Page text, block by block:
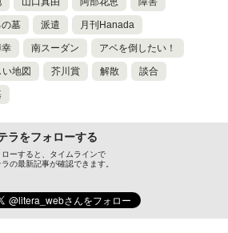
の墓 派遣 月刊Hanada
幸 南スーダン アベを倒したい！
い地図 芥川賞 解散 談合
ラをフォローする
ローすると、タイムラインで
ラの最新記事が確認できます。